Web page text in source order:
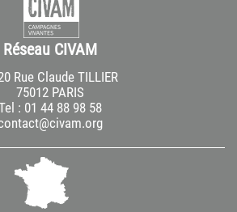
Réseau CIVAM
Rue Claude TILLIER
75012 PARIS
: 01 44 88 98 58